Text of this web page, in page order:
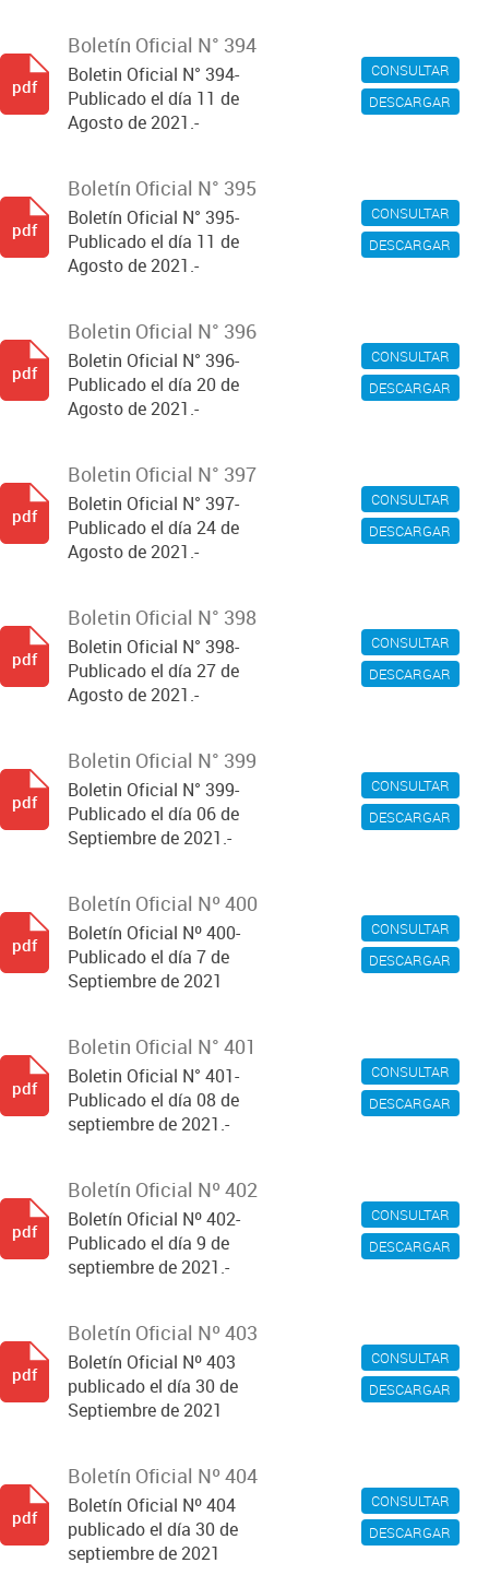
CONSULTAR
DESCARGAR
Boletín Oficial N° 394
Boletin Oficial N° 394-
Publicado el día 11 de
Agosto de 2021.-
pdf
CONSULTAR
DESCARGAR
Boletín Oficial N° 395
Boletín Oficial N° 395-
Publicado el día 11 de
Agosto de 2021.-
pdf
CONSULTAR
DESCARGAR
Boletin Oficial N° 396
Boletin Oficial N° 396-
Publicado el día 20 de
Agosto de 2021.-
pdf
CONSULTAR
DESCARGAR
Boletin Oficial N° 397
Boletin Oficial N° 397-
Publicado el día 24 de
Agosto de 2021.-
pdf
CONSULTAR
DESCARGAR
Boletin Oficial N° 398
Boletin Oficial N° 398-
Publicado el día 27 de
Agosto de 2021.-
pdf
CONSULTAR
DESCARGAR
Boletin Oficial N° 399
Boletin Oficial N° 399-
Publicado el día 06 de
Septiembre de 2021.-
pdf
CONSULTAR
DESCARGAR
Boletín Oficial Nº 400
Boletín Oficial Nº 400-
Publicado el día 7 de
Septiembre de 2021
pdf
CONSULTAR
DESCARGAR
Boletin Oficial N° 401
Boletin Oficial N° 401-
Publicado el día 08 de
septiembre de 2021.-
pdf
CONSULTAR
DESCARGAR
Boletín Oficial Nº 402
Boletín Oficial Nº 402-
Publicado el día 9 de
septiembre de 2021.-
pdf
CONSULTAR
DESCARGAR
Boletín Oficial Nº 403
Boletín Oficial Nº 403
publicado el día 30 de
Septiembre de 2021
pdf
CONSULTAR
DESCARGAR
Boletín Oficial Nº 404
Boletín Oficial Nº 404
publicado el día 30 de
septiembre de 2021
pdf